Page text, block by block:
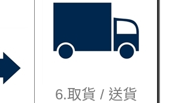
6.取貨 / 送貨